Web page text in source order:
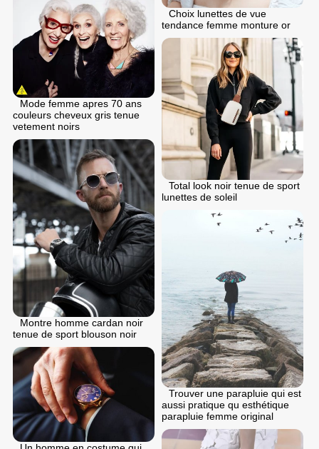
Choix lunettes de vue
tendance femme monture or
Mode femme apres 70 ans
couleurs cheveux gris tenue
vetement noirs
Total look noir tenue de sport
lunettes de soleil
Montre homme cardan noir
tenue de sport blouson noir
Trouver une parapluie qui est
aussi pratique qu esthétique
parapluie femme original